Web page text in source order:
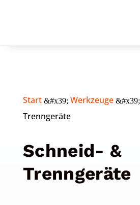
Start &#x39; Werkzeuge &#x39;
Trenngeräte
Schneid- &
Trenngeräte